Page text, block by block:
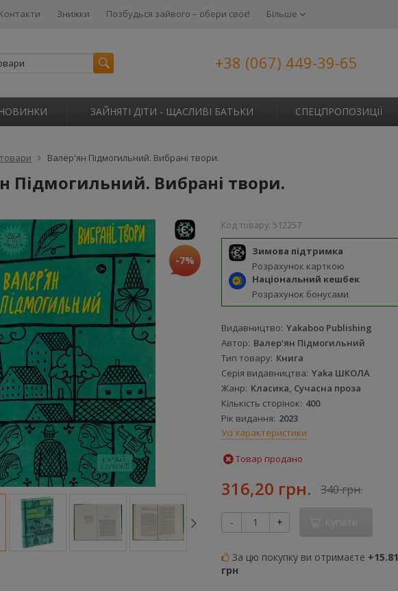
Контакти Знижки Позбудься зайвого – обери своє! Більше
+38 (067) 449-39-65
НОВИНКИ ЗАЙНЯТІ ДІТИ - ЩАСЛИВІ БАТЬКИ СПЕЦПРОПОЗИЦІЇ
товари Валер'ян Підмогильний. Вибрані твори.
Підмогильний. Вибрані твори.
-7%
Код товару: 512257
Зимова підтримка
Розрахунок карткою
Національний кешбек
Розрахунок бонусами
Видавництво Yakaboo Publishing
Автор Валер'ян Підмогильний
Тип товару Книга
Серія видавництва Yaka ШКОЛА
Жанр Класика, Сучасна проза
Кількість сторінок 400
Рік видання 2023
Усі характеристики
Товар продано
316,20 грн. 340 грн.
- +
За цю покупку ви отримаєте +15.81
грн